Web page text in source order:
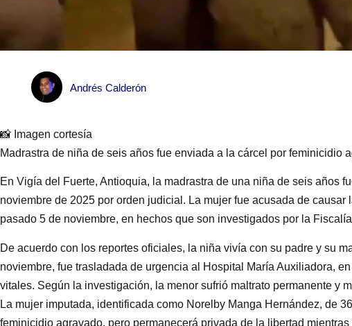
Andrés Calderón
📸 Imagen cortesía
Madrastra de niña de seis años fue enviada a la cárcel por feminicidio
En Vigía del Fuerte, Antioquia, la madrastra de una niña de seis años
noviembre de 2025 por orden judicial. La mujer fue acusada de causar
pasado 5 de noviembre, en hechos que son investigados por la
De acuerdo con los reportes oficiales, la niña vivía con su padre y su
noviembre, fue trasladada de urgencia al Hospital María Auxiliadora,
vitales. Según la investigación, la menor sufrió maltrato permanente y
La mujer imputada, identificada como Norelby Manga Hernández, de
feminicidio agravado, pero permanecerá privada de la libertad